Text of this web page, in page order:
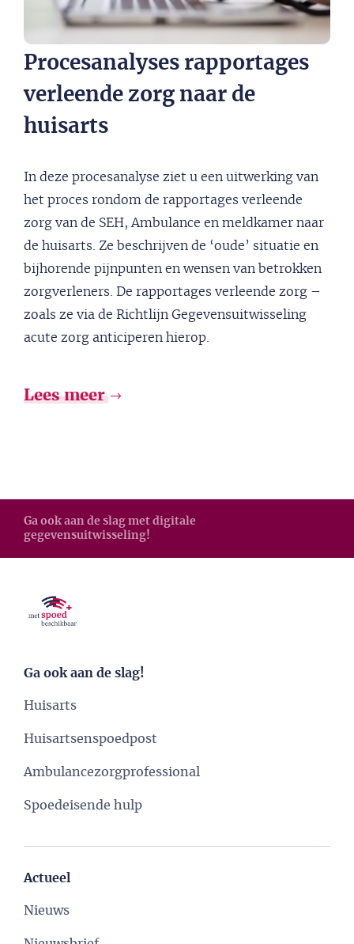
Procesanalyses rapportages
verleende zorg naar de
huisarts
In deze procesanalyse ziet u een uitwerking van
het proces rondom de rapportages verleende
zorg van de SEH, Ambulance en meldkamer naar
de huisarts. Ze beschrijven de ‘oude’ situatie en
bijhorende pijnpunten en wensen van betrokken
zorgverleners. De rapportages verleende zorg –
zoals ze via de Richtlijn Gegevensuitwisseling
acute zorg anticiperen hierop.
Lees meer
Ga ook aan de slag met digitale
gegevensuitwisseling!
Ga ook aan de slag!
Huisarts
Huisartsenspoedpost
Ambulancezorgprofessional
Spoedeisende hulp
Actueel
Nieuws